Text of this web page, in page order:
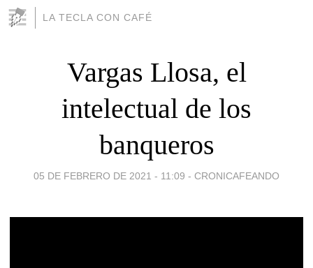
LA TECLA CON CAFÉ
Vargas Llosa, el
intelectual de los
banqueros
05 DE FEBRERO DE 2021 - 11:09 - CRONICAFEANDO